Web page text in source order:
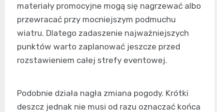
materiały promocyjne mogą się nagrzewać albo
przewracać przy mocniejszym podmuchu
wiatru. Dlatego zadaszenie najważniejszych
punktów warto zaplanować jeszcze przed
rozstawieniem całej strefy eventowej.
Podobnie działa nagła zmiana pogody. Krótki
deszcz jednak nie musi od razu oznaczać końca